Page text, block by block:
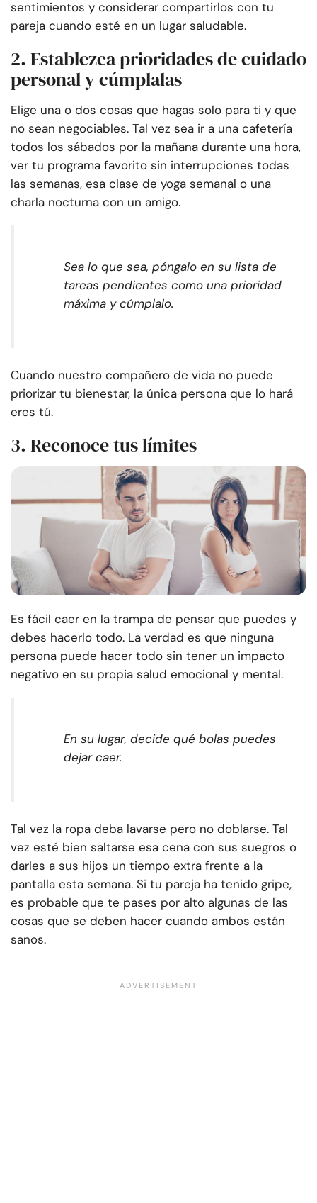
sentimientos y considerar compartirlos con tu
pareja cuando esté en un lugar saludable.
2. Establezca prioridades de cuidado
personal y cúmplalas
Elige una o dos cosas que hagas solo para ti y que
no sean negociables. Tal vez sea ir a una cafetería
todos los sábados por la mañana durante una hora,
ver tu programa favorito sin interrupciones todas
las semanas, esa clase de yoga semanal o una
charla nocturna con un amigo.
Sea lo que sea, póngalo en su lista de
tareas pendientes como una prioridad
máxima y cúmplalo.
Cuando nuestro compañero de vida no puede
priorizar tu bienestar, la única persona que lo hará
eres tú.
3. Reconoce tus límites
Es fácil caer en la trampa de pensar que puedes y
debes hacerlo todo. La verdad es que ninguna
persona puede hacer todo sin tener un impacto
negativo en su propia salud emocional y mental.
En su lugar, decide qué bolas puedes
dejar caer.
Tal vez la ropa deba lavarse pero no doblarse. Tal
vez esté bien saltarse esa cena con sus suegros o
darles a sus hijos un tiempo extra frente a la
pantalla esta semana. Si tu pareja ha tenido gripe,
es probable que te pases por alto algunas de las
cosas que se deben hacer cuando ambos están
sanos.